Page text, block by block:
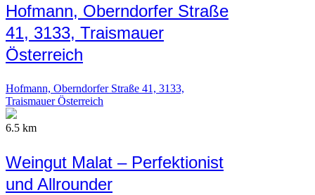
Hofmann, Oberndorfer Straße
41, 3133, Traismauer
Österreich
Hofmann, Oberndorfer Straße 41, 3133,
Traismauer Österreich
6.5 km
Weingut Malat – Perfektionist
und Allrounder